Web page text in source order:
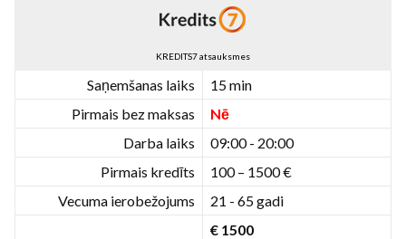
KREDITS7 atsauksmes
Saņemšanas laiks
15 min
Pirmais bez maksas
Nē
Darba laiks
09:00 - 20:00
Pirmais kredīts
100 – 1500 €
Vecuma ierobežojums
21 - 65 gadi
€ 1500